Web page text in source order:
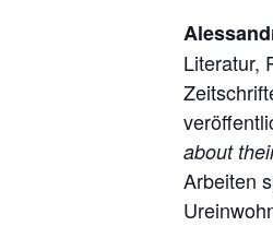
Literatur,
about
Arbeiten